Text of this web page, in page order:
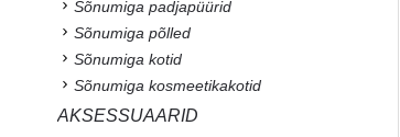
Sõnumiga padjapüürid
Sõnumiga põlled
Sõnumiga kotid
Sõnumiga kosmeetikakotid
AKSESSUAARID